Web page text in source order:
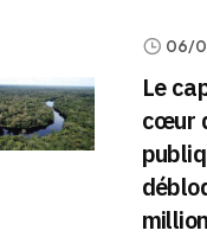
06/
Le
cœur